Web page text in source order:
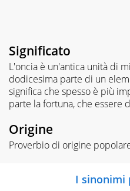
Significato
L'oncia è un'antica unità di
dodicesima parte di un
significa che spesso è più
parte la fortuna, che essere
Origine
Proverbio di origine
I sinonimi